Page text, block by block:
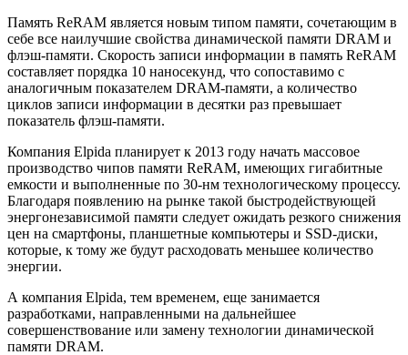
Память ReRAM является новым типом памяти, сочетающим в
себе все наилучшие свойства динамической памяти DRAM и
флэш-памяти. Скорость записи информации в память ReRAM
составляет порядка 10 наносекунд, что сопоставимо с
аналогичным показателем DRAM-памяти, а количество
циклов записи информации в десятки раз превышает
показатель флэш-памяти.
Компания Elpida планирует к 2013 году начать массовое
производство чипов памяти ReRAM, имеющих гигабитные
емкости и выполненные по 30-нм технологическому процессу.
Благодаря появлению на рынке такой быстродействующей
энергонезависимой памяти следует ожидать резкого снижения
цен на смартфоны, планшетные компьютеры и SSD-диски,
которые, к тому же будут расходовать меньшее количество
энергии.
А компания Elpida, тем временем, еще занимается
разработками, направленными на дальнейшее
совершенствование или замену технологии динамической
памяти DRAM.